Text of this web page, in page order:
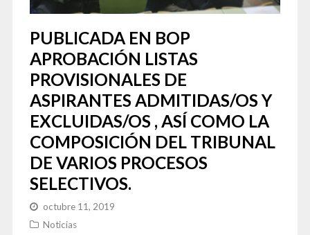
PUBLICADA EN BOP
APROBACIÓN LISTAS
PROVISIONALES DE
ASPIRANTES ADMITIDAS/OS Y
EXCLUIDAS/OS , ASÍ COMO LA
COMPOSICIÓN DEL TRIBUNAL
DE VARIOS PROCESOS
SELECTIVOS.
octubre 11, 2019
Noticias